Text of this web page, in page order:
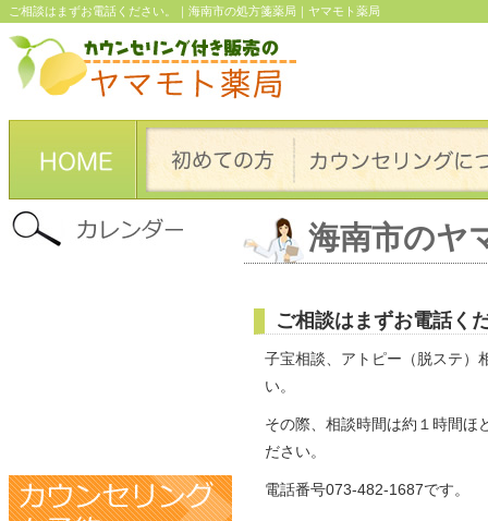
ご相談はまずお電話ください。｜海南市の処方箋薬局｜ヤマモト薬局
海南市のヤ
ご相談はまずお電話く
子宝相談、アトピー（脱ステ）
い。
その際、相談時間は約１時間ほ
ださい。
電話番号073-482-1687です。